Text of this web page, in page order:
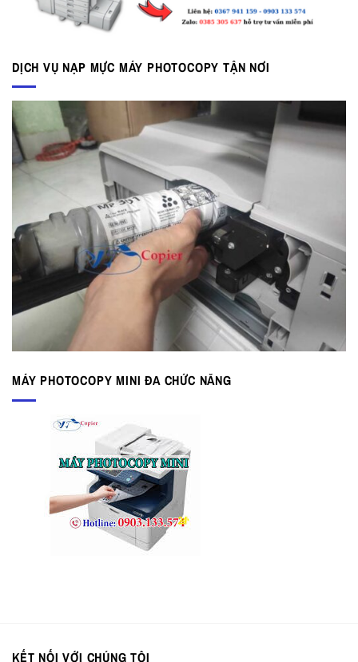
DỊCH VỤ NẠP MỰC MÁY PHOTOCOPY TẬN NƠI
MÁY PHOTOCOPY MINI ĐA CHỨC NĂNG
KẾT NỐI VỚI CHÚNG TÔI